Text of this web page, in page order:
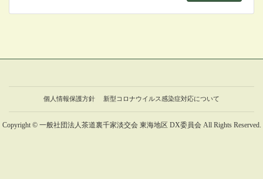
個人情報保護方針 新型コロナウイルス感染症対応について
Copyright © 一般社団法人茶道裏千家淡交会 東海地区 DX委員会 All Rights Reserved.